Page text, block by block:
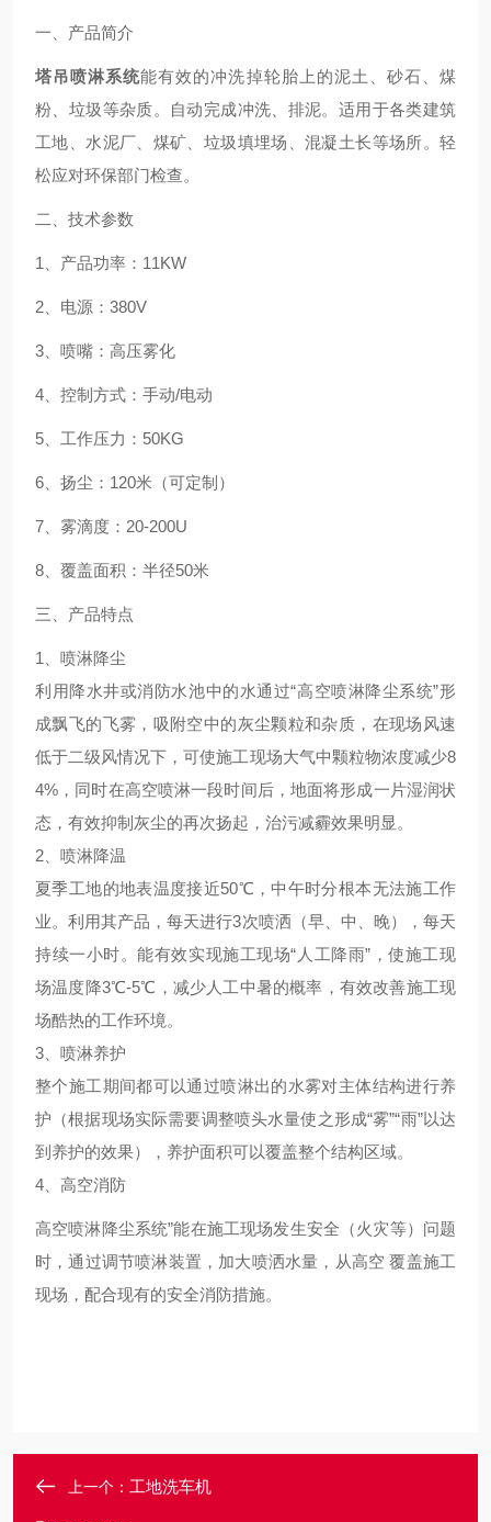
一、产品简介
塔吊喷淋系统能有效的冲洗掉轮胎上的泥土、砂石、煤
粉、垃圾等杂质。自动完成冲洗、排泥。适用于各类建筑
工地、水泥厂、煤矿、垃圾填埋场、混凝土长等场所。轻
松应对环保部门检查。
二、技术参数
1、产品功率：11KW
2、电源：380V
3、喷嘴：高压雾化
4、控制方式：手动/电动
5、工作压力：50KG
6、扬尘：120米（可定制）
7、雾滴度：20-200U
8、覆盖面积：半径50米
三、产品特点
1、喷淋降尘
利用降水井或消防水池中的水通过“高空喷淋降尘系统”形
成飘飞的飞雾，吸附空中的灰尘颗粒和杂质，在现场风速
低于二级风情况下，可使施工现场大气中颗粒物浓度减少8
4%，同时在高空喷淋一段时间后，地面将形成一片湿润状
态，有效抑制灰尘的再次扬起，治污减霾效果明显。
2、喷淋降温
夏季工地的地表温度接近50℃ ，中午时分根本无法施工作
业。利用其产品，每天进行3次喷洒（早、中、晚），每天
持续一小时。能有效实现施工现场“人工降雨”，使施工现
场温度降3℃-5℃ ，减少人工中暑的概率，有效改善施工现
场酷热的工作环境。
3、喷淋养护
整个施工期间都可以通过喷淋出的水雾对主体结构进行养
护（根据现场实际需要调整喷头水量使之形成“雾”“雨”以达
到养护的效果），养护面积可以覆盖整个结构区域。
4、高空消防
高空喷淋降尘系统”能在施工现场发生安全（火灾等）问题
时，通过调节喷淋装置，加大喷洒水量，从高空 覆盖施工
现场，配合现有的安全消防措施。
上一个： 工地洗车机